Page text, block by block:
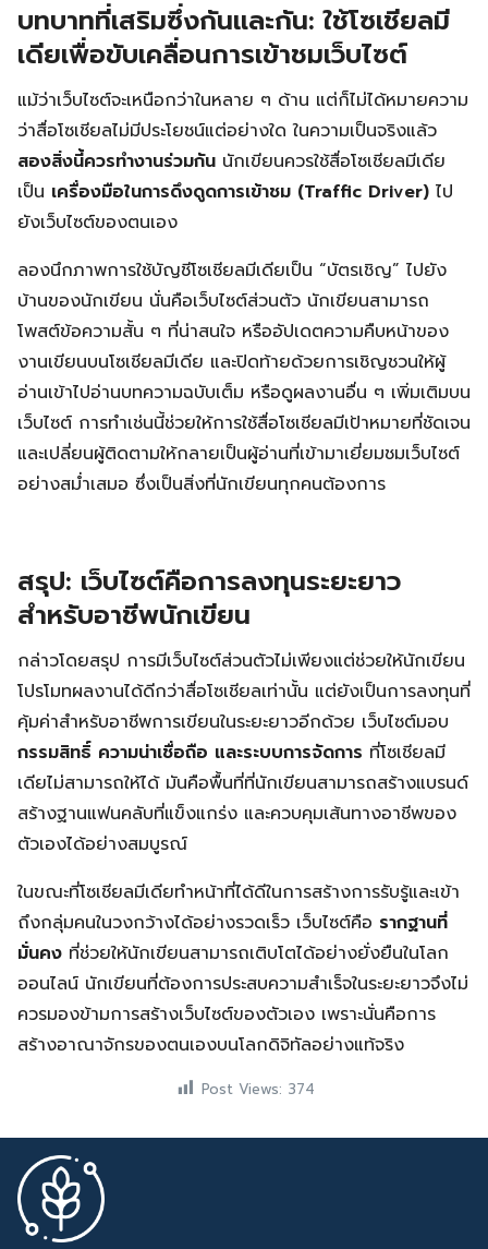
บทบาทที่เสริมซึ่งกันและกัน: ใช้โซเชียลมี
เดียเพื่อขับเคลื่อนการเข้าชมเว็บไซต์
แม้ว่าเว็บไซต์จะเหนือกว่าในหลาย ๆ ด้าน แต่ก็ไม่ได้หมายความ
ว่าสื่อโซเชียลไม่มีประโยชน์แต่อย่างใด ในความเป็นจริงแล้ว
สองสิ่งนี้ควรทำงานร่วมกัน นักเขียนควรใช้สื่อโซเชียลมีเดีย
เป็น เครื่องมือในการดึงดูดการเข้าชม (Traffic Driver) ไป
ยังเว็บไซต์ของตนเอง
ลองนึกภาพการใช้บัญชีโซเชียลมีเดียเป็น “บัตรเชิญ” ไปยัง
บ้านของนักเขียน นั่นคือเว็บไซต์ส่วนตัว นักเขียนสามารถ
โพสต์ข้อความสั้น ๆ ที่น่าสนใจ หรืออัปเดตความคืบหน้าของ
งานเขียนบนโซเชียลมีเดีย และปิดท้ายด้วยการเชิญชวนให้ผู้
อ่านเข้าไปอ่านบทความฉบับเต็ม หรือดูผลงานอื่น ๆ เพิ่มเติมบน
เว็บไซต์ การทำเช่นนี้ช่วยให้การใช้สื่อโซเชียลมีเป้าหมายที่ชัดเจน
และเปลี่ยนผู้ติดตามให้กลายเป็นผู้อ่านที่เข้ามาเยี่ยมชมเว็บไซต์
อย่างสม่ำเสมอ ซึ่งเป็นสิ่งที่นักเขียนทุกคนต้องการ
สรุป: เว็บไซต์คือการลงทุนระยะยาว
สำหรับอาชีพนักเขียน
กล่าวโดยสรุป การมีเว็บไซต์ส่วนตัวไม่เพียงแต่ช่วยให้นักเขียน
โปรโมทผลงานได้ดีกว่าสื่อโซเชียลเท่านั้น แต่ยังเป็นการลงทุนที่
คุ้มค่าสำหรับอาชีพการเขียนในระยะยาวอีกด้วย เว็บไซต์มอบ
กรรมสิทธิ์ ความน่าเชื่อถือ และระบบการจัดการ ที่โซเชียลมี
เดียไม่สามารถให้ได้ มันคือพื้นที่ที่นักเขียนสามารถสร้างแบรนด์
สร้างฐานแฟนคลับที่แข็งแกร่ง และควบคุมเส้นทางอาชีพของ
ตัวเองได้อย่างสมบูรณ์
ในขณะที่โซเชียลมีเดียทำหน้าที่ได้ดีในการสร้างการรับรู้และเข้า
ถึงกลุ่มคนในวงกว้างได้อย่างรวดเร็ว เว็บไซต์คือ รากฐานที่
มั่นคง ที่ช่วยให้นักเขียนสามารถเติบโตได้อย่างยั่งยืนในโลก
ออนไลน์ นักเขียนที่ต้องการประสบความสำเร็จในระยะยาวจึงไม่
ควรมองข้ามการสร้างเว็บไซต์ของตัวเอง เพราะนั่นคือการ
สร้างอาณาจักรของตนเองบนโลกดิจิทัลอย่างแท้จริง
Post Views: 374